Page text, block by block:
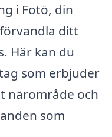
i Fotö, din
ditt
Här kan du
som erbjuder
närområde och
som